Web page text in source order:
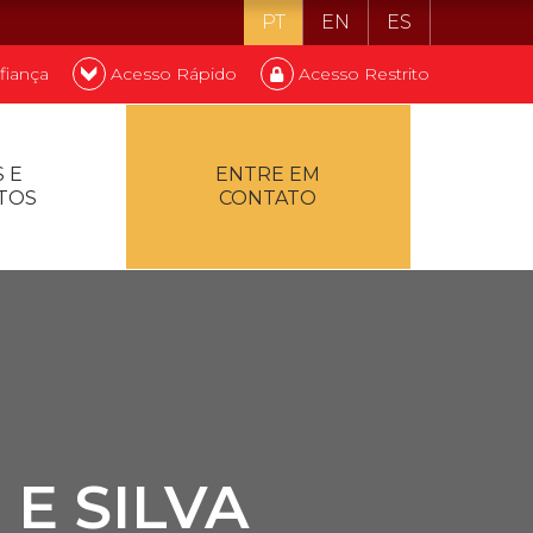
PT EN ES
Acesso Rápido Acesso Restrito
E
ENTRE EM
CONTATO
SILVA